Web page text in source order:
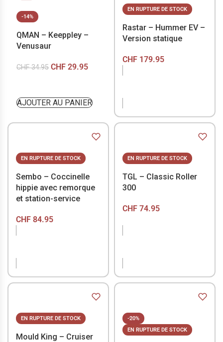
-14%
QMAN – Keeppley –
Venusaur
CHF34.95 CHF 29.95
AJOUTER AU PANIER
EN RUPTURE DE STOCK
Rastar – Hummer EV –
Version statique
CHF179.95
EN RUPTURE DE STOCK
Sembo – Coccinelle
hippie avec remorque
et station-service
CHF 84.95
EN RUPTURE DE STOCK
TGL – Classic Roller
300
CHF74.95
EN RUPTURE DE STOCK
Mould King – Cruiser
-20%
EN RUPTURE DE STOCK